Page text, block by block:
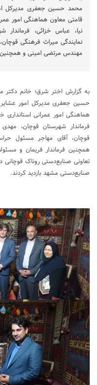
محمد حسین جعفری مدیرکل
قامتی معاون هماهنگی امور
نیا، عباس خزائی،
نمایندگی میراث فرهنگی
مهندس مرتضی امینی و
به گزارش اختر شرق؛ خانم دکتر
حسین جعفری مدیرکل امور
هماهنگی امور عمرانی استانداری
فرماندار شهرستان قوچان،
قوچان، آقای مهاجر مسئول
همچنین فرماندار فریمان و
تعاونی صنایع‌دستی روناک
صنایع‌دستی مشهد بازدید کردند.